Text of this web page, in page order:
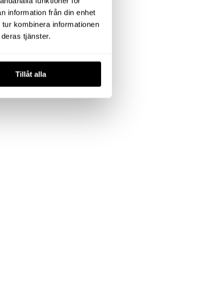
information från din enhet
kombinera informationen
tjänster.
Tillåt alla